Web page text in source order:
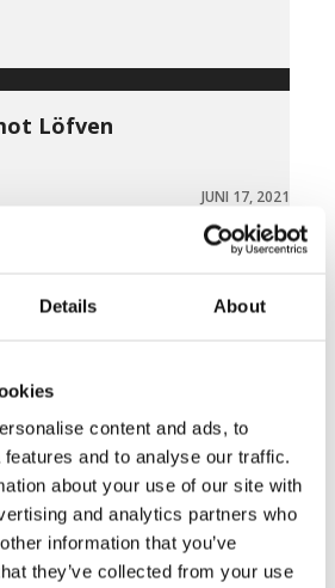
Details About
content and ads, to
and to analyse our traffic.
about your use of our site with
and analytics partners who
information that you’ve
they’ve collected from your use
Löfven
JUNI 17, 2021